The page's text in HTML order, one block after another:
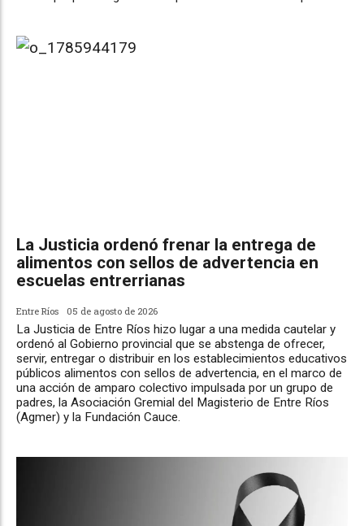
La Justicia ordenó frenar la entrega de
alimentos con sellos de advertencia en
escuelas entrerrianas
Entre Ríos 05 de agosto de 2026
La Justicia de Entre Ríos hizo lugar a una medida cautelar y
ordenó al Gobierno provincial que se abstenga de ofrecer,
servir, entregar o distribuir en los establecimientos educativos
públicos alimentos con sellos de advertencia, en el marco de
una acción de amparo colectivo impulsada por un grupo de
padres, la Asociación Gremial del Magisterio de Entre Ríos
(Agmer) y la Fundación Cauce.